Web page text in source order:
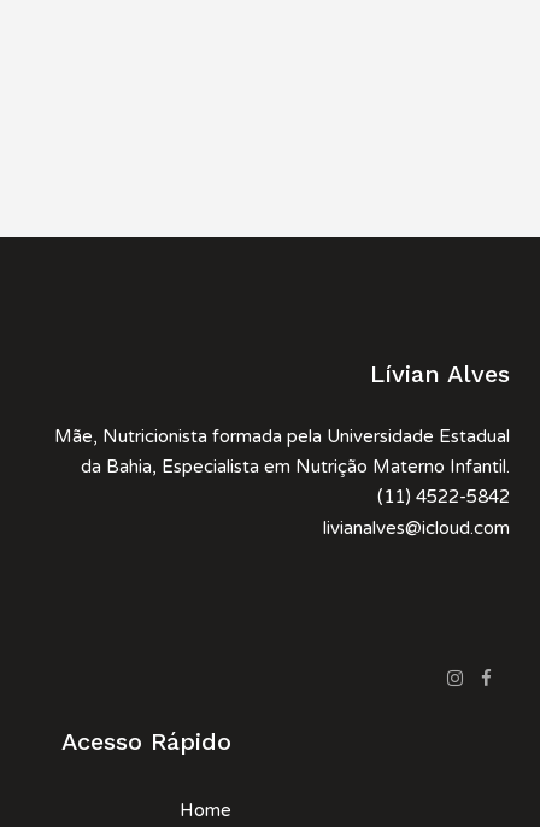
Lívian Alves
Mãe, Nutricionista formada pela Universidade Estadual
da Bahia, Especialista em Nutrição Materno Infantil.
(11) 4522-5842
livianalves@icloud.com
Acesso Rápido
Home